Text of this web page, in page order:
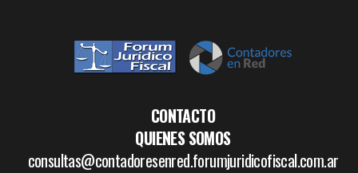
CONTACTO
QUIENES SOMOS
consultas@contadoresenred.forumjuridicofiscal.com.ar